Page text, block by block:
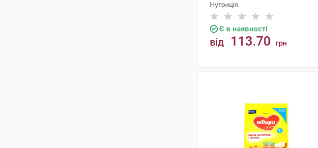
Нутриція
Є в наявності
від 113.70 грн